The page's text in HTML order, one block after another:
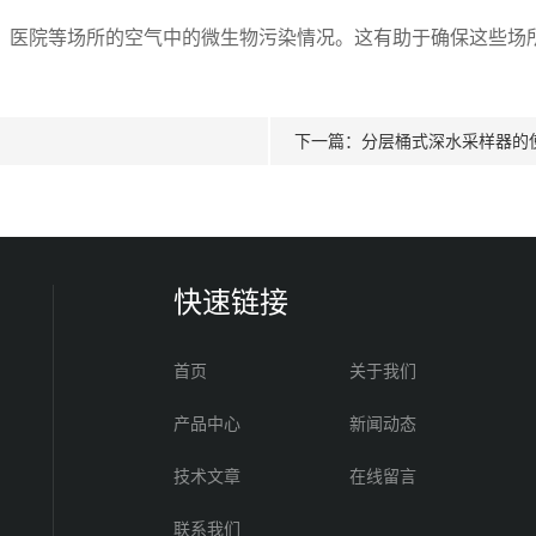
等场所的空气中的微生物污染情况。这有助于确保这些场
下一篇： 分层桶式深水采样器的
快速链接
首页 关于我们
产品中心 新闻动态
技术文章 在线留言
联系我们